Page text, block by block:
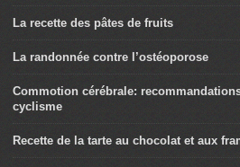
La recette des pâtes de fruits
La randonnée contre l’ostéoporose
Commotion cérébrale:
cyclisme
Recette de la tarte au chocolat et aux